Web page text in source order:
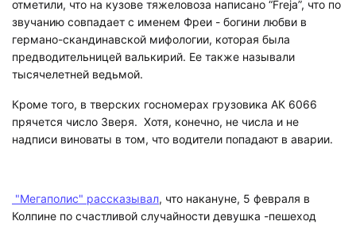
отметили, что на кузове тяжеловоза написано “Freja”, что по
звучанию совпадает с именем Фреи - богини любви в
германо-скандинавской мифологии, которая была
предводительницей валькирий. Ее также называли
тысячелетней ведьмой.
Кроме того, в тверских госномерах грузовика АК 6066
прячется число Зверя. Хотя, конечно, не числа и не
надписи виноваты в том, что водители попадают в аварии.
"Мегаполис" рассказывал, что накануне, 5 февраля в
Колпине по счастливой случайности девушка -пешеход